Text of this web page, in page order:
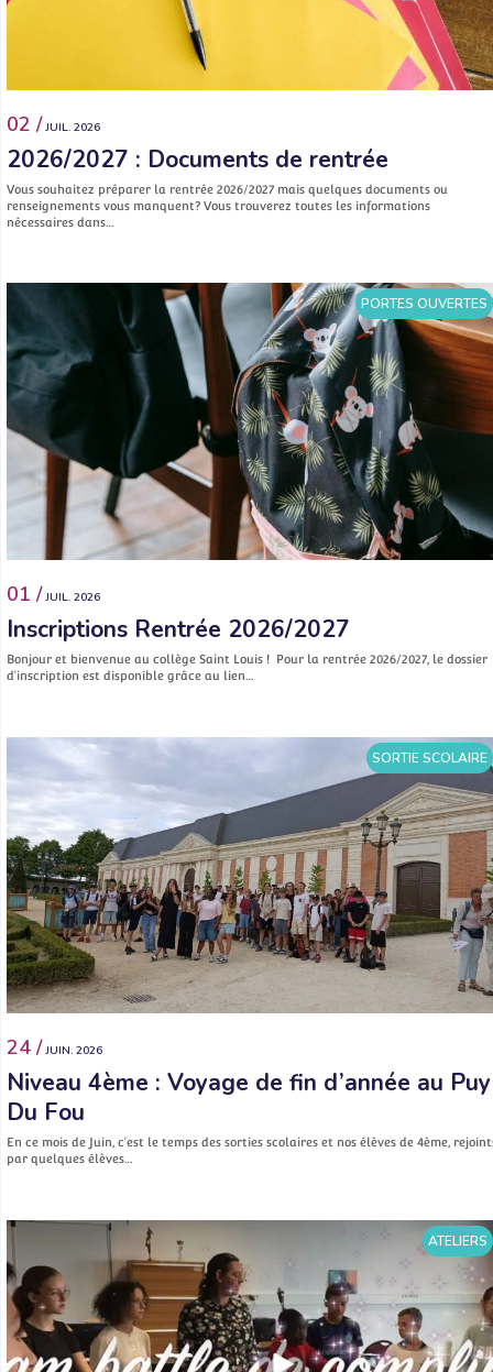
02 / JUIL. 2026
2026/2027 : Documents de rentrée
Vous souhaitez préparer la rentrée 2026/2027 mais quelques documents ou
renseignements vous manquent? Vous trouverez toutes les informations
nécessaires dans…
PORTES OUVERTES
01 / JUIL. 2026
Inscriptions Rentrée 2026/2027
Bonjour et bienvenue au collège Saint Louis ! Pour la rentrée 2026/2027, le dossier
d’inscription est disponible grâce au lien…
SORTIE SCOLAIRE
24 / JUIN. 2026
Niveau 4ème : Voyage de fin d’année au Puy
Du Fou
En ce mois de Juin, c’est le temps des sorties scolaires et nos élèves de 4ème,
par quelques élèves…
ATELIERS